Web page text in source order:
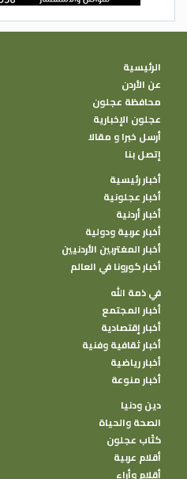
الرئيسية
عن الأردن
محافظة عجلون
عجلون الإخبارية
أرسل خبرا و مقالا
إتصل بنا
أخبار رئيسية
أخبار عجلونية
أخبار أردنية
أخبار عربية ودولية
أخبار المغتربين الأردنيين
أخبار كورونا في العالم
في ذمة الله
أخبار المجتمع
أخبار إقتصادية
أخبار ثقافية وفنية
أخبار رياضية
أخبار منوعة
دين ودنيا
الصحة والحياة
كتًاب عجلون
أقلام عربية
أقلام وأراء